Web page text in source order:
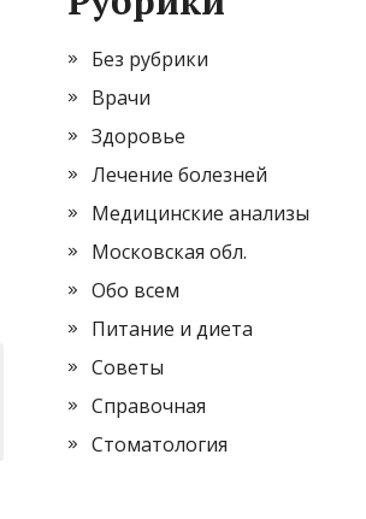
Без рубрики
Врачи
Здоровье
Лечение болезней
Медицинские анализы
Московская обл.
Обо всем
Питание и диета
Советы
Справочная
Стоматология